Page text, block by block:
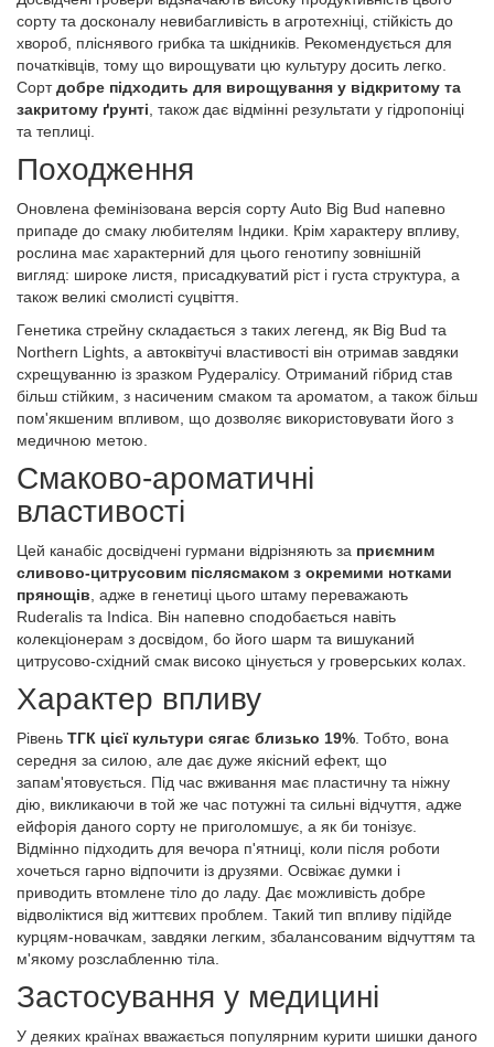
сорту та досконалу невибагливість в агротехніці, стійкість до
хвороб, пліснявого грибка та шкідників. Рекомендується для
початківців, тому що вирощувати цю культуру досить легко.
Сортдобре підходить для вирощування у відкритому та
закритому ґрунті , також дає відмінні результати у гідропоніці
та теплиці.
Походження
Оновлена фемінізована версія сорту Auto Big Bud напевно
припаде до смаку любителям Індики. Крім характеру впливу,
рослина має характерний для цього генотипу зовнішній
вигляд: широке листя, присадкуватий ріст і густа структура, а
також великі смолисті суцвіття.
Генетика стрейну складається з таких легенд, як Big Bud та
Northern Lights, а автоквітучі властивості він отримав завдяки
схрещуванню із зразком Рудералісу. Отриманий гібрид став
більш стійким, з насиченим смаком та ароматом, а також більш
пом'якшеним впливом, що дозволяє використовувати його з
медичною метою.
Смаково-ароматичні
властивості
Цей канабіс досвідчені гурмани відрізняють за приємним
сливово-цитрусовим післясмаком з окремими нотками
прянощів , адже в генетиці цього штаму переважають
Ruderalis та Indica. Він напевно сподобається навіть
колекціонерам з досвідом, бо його шарм та вишуканий
цитрусово-східний смак високо цінується у гроверських колах.
Характер впливу
Рівень ТГК цієї культури сягає близько 19% . Тобто, вона
середня за силою, але дає дуже якісний ефект, що
запам'ятовується. Під час вживання має пластичну та ніжну
дію, викликаючи в той же час потужні та сильні відчуття, адже
ейфорія даного сорту не приголомшує, а як би тонізує.
Відмінно підходить для вечора п'ятниці, коли після роботи
хочеться гарно відпочити із друзями. Освіжає думки і
приводить втомлене тіло до ладу. Дає можливість добре
відволіктися від життєвих проблем. Такий тип впливу підійде
курцям-новачкам, завдяки легким, збалансованим відчуттям та
м'якому розслабленню тіла.
Застосування у медицині
У деяких країнах вважається популярним курити шишки даного